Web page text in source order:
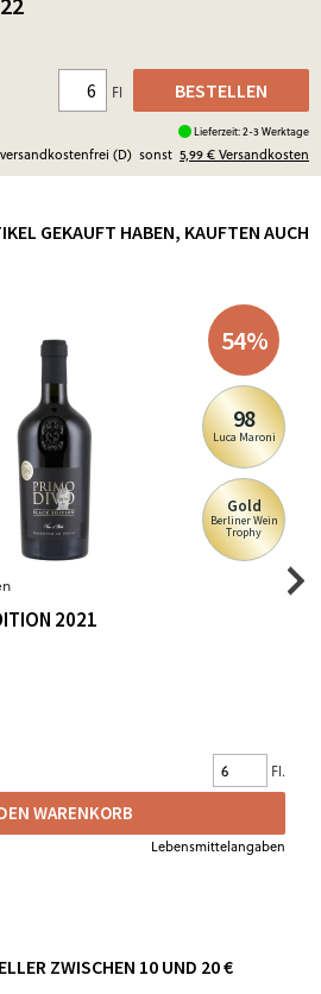
(D) sonst 5,99 €Versandkosten
Fl BESTELLEN
Lieferzeit: 2-3 Werktage
GEKAUFT HABEN, KAUFTEN AUCH
54%
98
Luca Maroni
Gold
Berliner Wein
Trophy
2021
Fl.
WARENKORB
Lebensmittelangaben
ZWISCHEN 10 UND 20 €